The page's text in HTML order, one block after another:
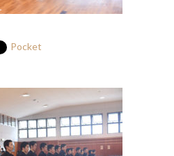
Pocket